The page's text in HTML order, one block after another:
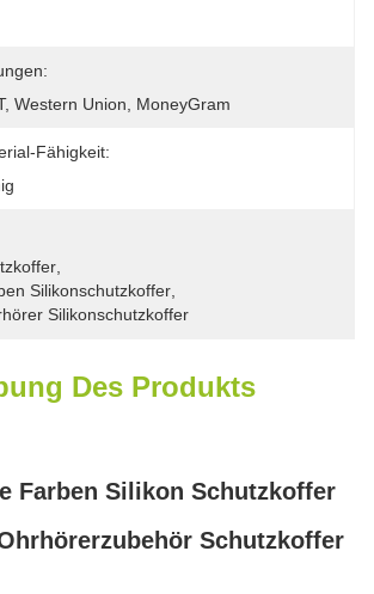
Western Union, MoneyGram
Fähigkeit:
Silikonschutzkoffer
Silikonschutzkoffer
Des Produkts
Farben Silikon Schutzkoffer
Schutzkoffer